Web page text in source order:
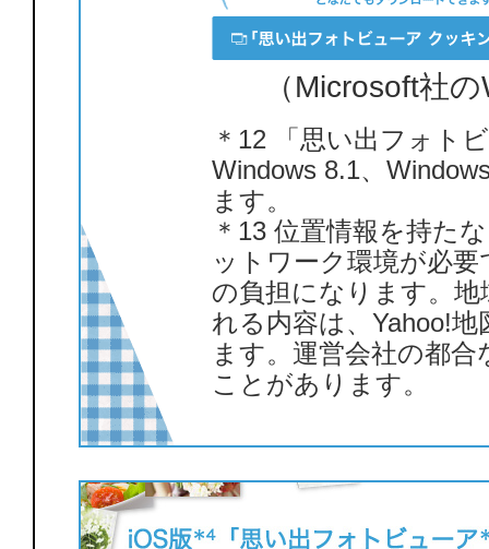
（Microsoft社
＊12 「思い出フォト
Windows 8.1、
ます。
＊13 位置情報を持た
ットワーク環境が必
の負担になります。
れる内容は、Yahoo!
ます。運営会社の都
ことがあります。